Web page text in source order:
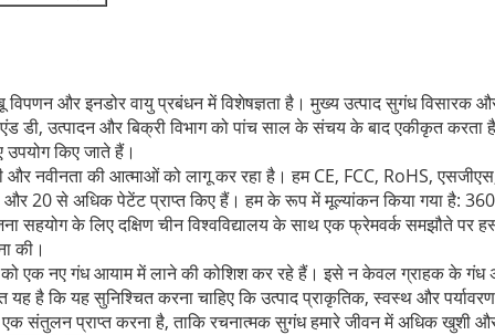
और इनडोर वायु प्रबंधन में विशेषज्ञता है। मुख्य उत्पाद सुगंध विसारक
डी, उत्पादन और बिक्री विभाग को पांच साल के संचय के बाद एकीकृत करता
उपयोग किए जाते हैं।
नवीनता की आत्माओं को लागू कर रहा है। हम CE, FCC, RoHS,
और 20 से अधिक पेटेंट प्राप्त किए हैं। हम के रूप में मूल्यांकन किया गया है: 360
सहयोग के लिए दक्षिण चीन विश्वविद्यालय के साथ एक फ्रेमवर्क समझौते पर
की।
एक नए गंध आयाम में लाने की कोशिश कर रहे हैं। इसे न केवल ग्राहक के गंध
यह है कि यह सुनिश्चित करना चाहिए कि उत्पाद प्राकृतिक, स्वस्थ और
एक संतुलन प्राप्त करना है, ताकि रचनात्मक सुगंध हमारे जीवन में अधिक खुशी